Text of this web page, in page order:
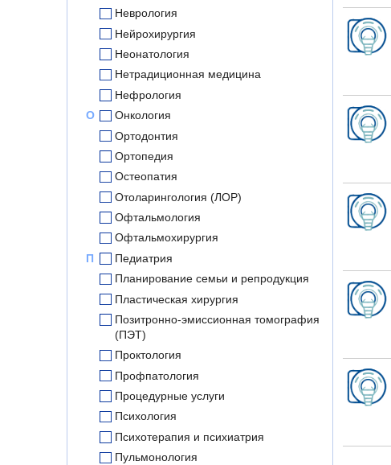
Неврология
Нейрохирургия
Неонатология
Нетрадиционная медицина
Нефрология
О
Онкология
Ортодонтия
Ортопедия
Остеопатия
Отоларингология (ЛОР)
Офтальмология
Офтальмохирургия
П
Педиатрия
Планирование семьи и репродукция
Пластическая хирургия
Позитронно-эмиссионная томография
(ПЭТ)
Проктология
Профпатология
Процедурные услуги
Психология
Психотерапия и психиатрия
Пульмонология